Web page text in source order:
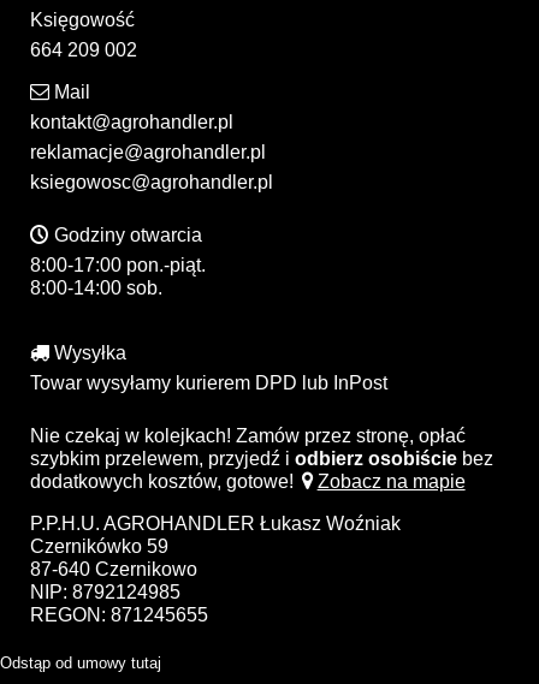
Księgowość
664 209 002
Mail
kontakt@agrohandler.pl
reklamacje@agrohandler.pl
ksiegowosc@agrohandler.pl
Godziny otwarcia
8:00-17:00 pon.-piąt.
8:00-14:00 sob.
Wysyłka
Towar wysyłamy kurierem DPD lub InPost
Nie czekaj w kolejkach! Zamów przez stronę, opłać
szybkim przelewem, przyjedź i odbierz osobiście bez
dodatkowych kosztów, gotowe!
Zobacz na mapie
P.P.H.U. AGROHANDLER Łukasz Woźniak
Czernikówko 59
87-640 Czernikowo
NIP: 8792124985
REGON: 871245655
Odstąp od umowy tutaj